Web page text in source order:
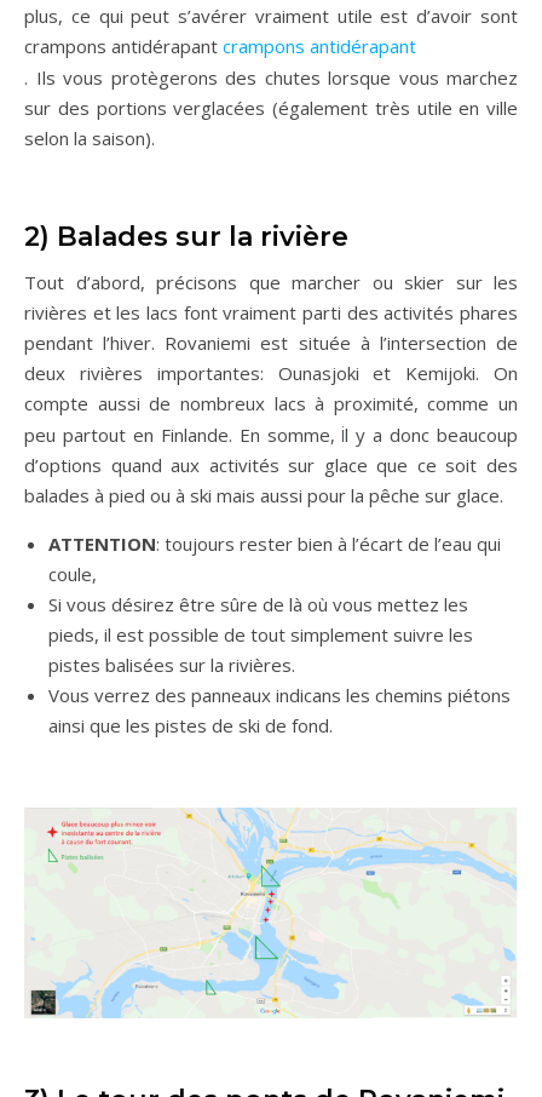
plus, ce qui peut s’avérer vraiment utile est d’avoir sont
crampons antidérapant crampons antidérapant
. Ils vous protègerons des chutes lorsque vous marchez
sur des portions verglacées (également très utile en ville
selon la saison).
2) Balades sur la rivière
Tout d’abord, précisons que marcher ou skier sur les
rivières et les lacs font vraiment parti des activités phares
pendant l’hiver. Rovaniemi est située à l’intersection de
deux rivières importantes: Ounasjoki et Kemijoki. On
compte aussi de nombreux lacs à proximité, comme un
peu partout en Finlande. En somme, il y a donc beaucoup
d’options quand aux activités sur glace que ce soit des
balades à pied ou à ski mais aussi pour la pêche sur glace.
ATTENTION: toujours rester bien à l’écart de l’eau qui
coule,
Si vous désirez être sûre de là où vous mettez les
pieds, il est possible de tout simplement suivre les
pistes balisées sur la rivières.
Vous verrez des panneaux indicans les chemins piétons
ainsi que les pistes de ski de fond.